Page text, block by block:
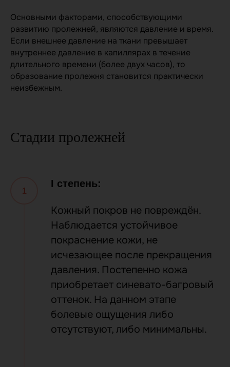
Основными факторами, способствующими
развитию пролежней, являются давление и время.
Если внешнее давление на ткани превышает
внутреннее давление в капиллярах в течение
длительного времени (более двух часов), то
образование пролежня становится практически
неизбежным.
Стадии пролежней
I степень:
Кожный покров не повреждён.
Наблюдается устойчивое
покраснение кожи, не
исчезающее после прекращения
давления. Постепенно кожа
приобретает синевато-багровый
оттенок. На данном этапе
болевые ощущения либо
отсутствуют, либо минимальны.